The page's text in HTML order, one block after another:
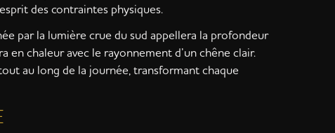
des contraintes physiques.
par la lumière crue du sud appellera la profondeur
en chaleur avec le rayonnement d’un chêne clair.
au long de la journée, transformant chaque